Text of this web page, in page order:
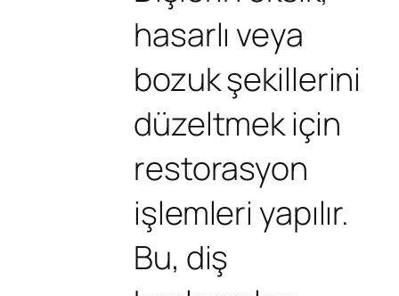
hasarlı veya
bozuk şekillerini
düzeltmek için
restorasyon
işlemleri yapılır.
Bu, diş